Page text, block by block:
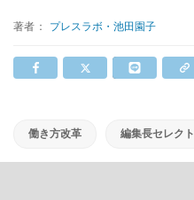
著者： プレスラボ・池田園子
働き方改革 編集長セレクト